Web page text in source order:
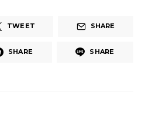
TWEET SHARE
SHARE SHARE